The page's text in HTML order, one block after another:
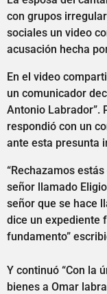
con grupos
sociales un video
acusación hecha
En el video
un comunicador
Antonio Labrador”.
respondió con un
ante esta presunta
“Rechazamos
señor llamado
señor que se hace
dice un expediente
fundamento”
Y continuó “Con la
bienes a Omar